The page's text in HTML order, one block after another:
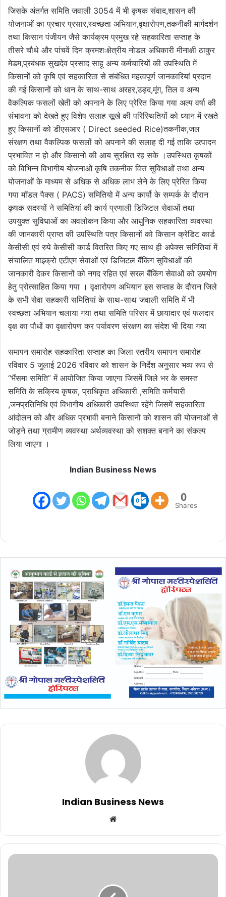
जिसके अंतर्गत समिति जवाली 3054 में भी कृषक संवाद,शासन की
योजनाओं का प्रचार प्रसार,स्वच्छता अभियान,वृक्षारोपण,तकनीकी मार्गदर्शन
तथा किसान पंजीयन जैसे कार्यक्रम प्रमुख रहे सहकारिता सप्ताह के
तीसरे चौथे और पांचवें दिन क्रमशःक्षेत्रीय नोडल अधिकारी मीनाक्षी ठाकुर
मेडम,प्रबंधक सुखदेव प्रसाद साहू अन्य कर्मचारियों की उपस्थिति में
किसानों को कृषि एवं सहकारिता से संबंधित महत्वपूर्ण जानकारियां प्रदान
की गई किसानों को धान के साथ-साथ अरहर,उड़द,मूंग, तिल व अन्य
वैकल्पिक फसलों खेती को अपनाने के लिए प्रेरित किया गया अल्प वर्षा की
संभावना को देखते हुए विशेष सलाह सूखे की परिस्थितियों को ध्यान में रखते
हुए किसानों को डीएसआर ( Direct seeded Rice)तकनीक,जल
संरक्षण तथा वैकल्पिक फसलों को अपनाने की सलाह दी गई ताकि उत्पादन
प्रभावित न हो और किसानो की आय सुरक्षित रह सके ।उपस्थित कृषकों
को विभिन्न विभागीय योजनाओं कृषि तकनीक वित्त सुविधाओं तथा अन्य
योजनाओं के माध्यम से अधिक से अधिक लाभ लेने के लिए प्रेरित किया
गया मॉडल पैक्स ( PACS) समितियो में अन्य कार्यो के सम्पर्क के दौरान
कृषक सदस्यों ने समितियां की कार्य प्रणाली डिजिटल सेवाओं तथा
उपयुक्त सुविधाओं का अवलोकन किया और आधुनिक सहकारिता व्यवस्था
की जानकारी प्राप्त की उपस्थिति पत्र किसानों को किसान क्रेडिट कार्ड
केसीसी एवं रुपे केसीसी कार्ड वितरित किए गए साथ ही अपेक्स समितियां में
संचालित माइक्रो एटीएम सेवाओं एवं डिजिटल बैंकिंग सुविधाओं की
जानकारी देकर किसानों को नगद रहित एवं सरल बैंकिंग सेवाओं को उपयोग
हेतु प्रोत्साहित किया गया । वृक्षारोपण अभियान इस सप्ताह के दौरान जिले
के सभी सेवा सहकारी समितियां के साथ-साथ जवाली समिति में भी
स्वच्छता अभियान चलाया गया तथा समिति परिसर में छायादार एवं फलदार
वृक्ष का पौधों का वृक्षारोपण कर पर्यावरण संरक्षण का संदेश भी दिया गया
समापन समारोह सहकारिता सप्ताह का जिला स्तरीय समापन समारोह
रविवार 5 जुलाई 2026 रविवार को शासन के निर्देश अनुसार भव्य रूप से
“भैंसमा समिति” में आयोजित किया जाएगा जिसमें जिले भर के समस्त
समिति के सक्रिय कृषक, प्राधिकृत अधिकारी ,समिति कर्मचारी
,जनप्रतिनिधि एवं विभागीय अधिकारी उपस्थित रहेंगे जिसमें सहकारिता
आंदोलन को और अधिक प्रभावी बनाने किसानों को शासन की योजनाओं से
जोड़ने तथा ग्रामीण व्यवस्था अर्थव्यवस्था को सशक्त बनाने का संकल्प
लिया जाएगा ।
Indian Business News
0
Shares
Indian Business News
Website